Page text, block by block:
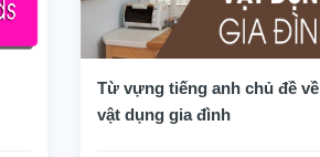
Từ vựng tiếng anh chủ đề về
vật dụng gia đình